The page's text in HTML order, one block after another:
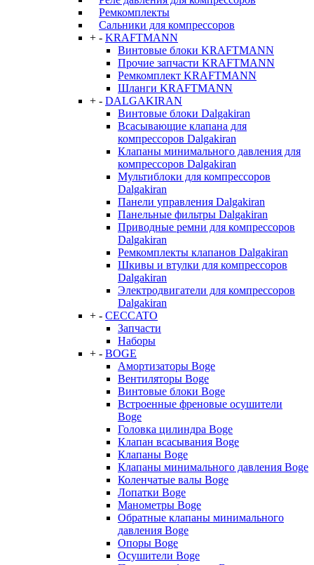
Ремкомплекты
Сальники для компрессоров
+ - KRAFTMANN
Винтовые блоки KRAFTMANN
Прочие запчасти KRAFTMANN
Ремкомплект KRAFTMANN
Шланги KRAFTMANN
+ - DALGAKIRAN
Винтовые блоки Dalgakiran
Всасывающие клапана для
компрессоров Dalgakiran
Клапаны минимального давления для
компрессоров Dalgakiran
Мультиблоки для компрессоров
Dalgakiran
Панели управления Dalgakiran
Панельные фильтры Dalgakiran
Приводные ремни для компрессоров
Dalgakiran
Ремкомплекты клапанов Dalgakiran
Шкивы и втулки для компрессоров
Dalgakiran
Электродвигатели для компрессоров
Dalgakiran
+ - CECCATO
Запчасти
Наборы
+ - BOGE
Амортизаторы Boge
Вентиляторы Boge
Винтовые блоки Boge
Встроенные френовые осушители
Boge
Головка цилиндра Boge
Клапан всасывания Boge
Клапаны Boge
Клапаны минимального давления Boge
Коленчатые валы Boge
Лопатки Boge
Манометры Boge
Обратные клапаны минимального
давления Boge
Опоры Boge
Осушители Boge